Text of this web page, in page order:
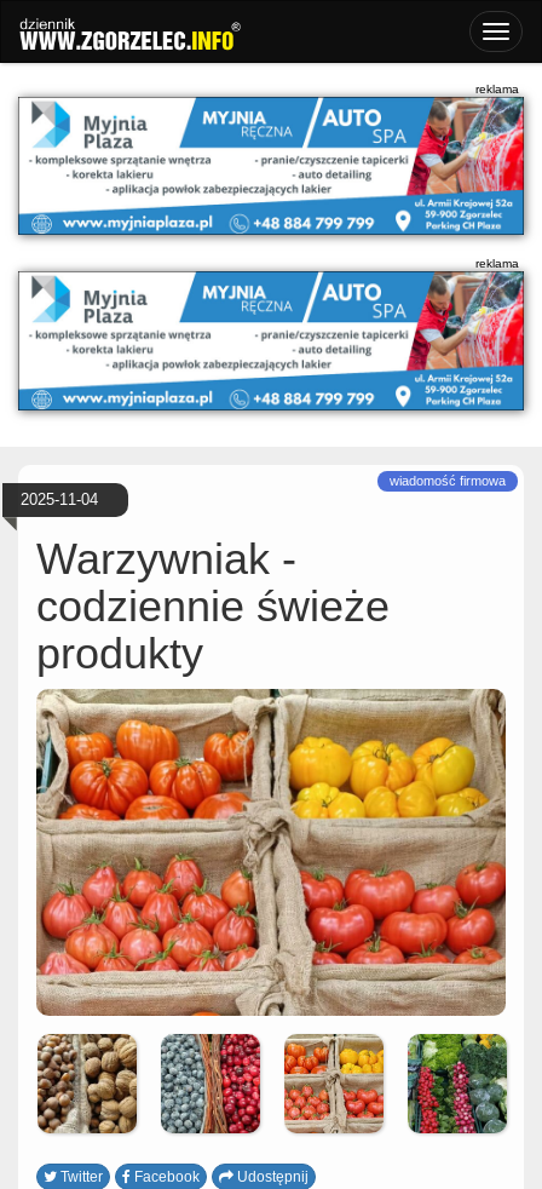
2025-11-04
Warzywniak -
codziennie świeże
produkty
Twitter Facebook Udostępnij